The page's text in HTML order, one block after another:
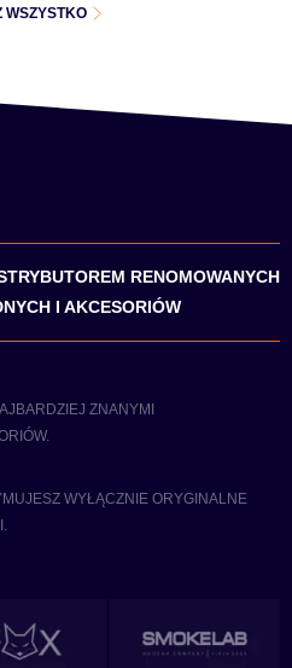
WSZYSTKO
RENOMOWANYCH
I AKCESORIÓW
ZNANYMI
WYŁĄCZNIE ORYGINALNE